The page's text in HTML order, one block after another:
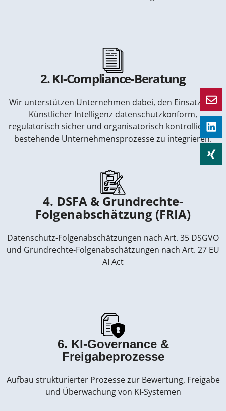
2. KI-Compliance-Beratung
Wir unterstützen Unternehmen dabei, den Einsatz von
Künstlicher Intelligenz datenschutzkonform,
regulatorisch sicher und organisatorisch kontrolliert in
bestehende Unternehmensprozesse zu integrieren.
4. DSFA & Grundrechte-
Folgenabschätzung (FRIA)
Datenschutz-Folgenabschätzungen nach Art. 35 DSGVO
und Grundrechte-Folgenabschätzungen nach Art. 27 EU
AI Act
6. KI-Governance &
Freigabeprozesse
Aufbau strukturierter Prozesse zur Bewertung, Freigabe
und Überwachung von KI-Systemen